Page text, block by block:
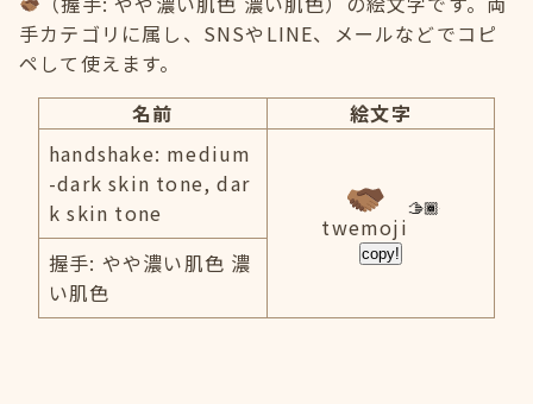
手カテゴリに属し、SNSやLINE、メールなどでコピ
ペして使えます。
名前
絵文字
handshake: medium
-dark skin tone, dar
k skin tone
twemoji
copy!
握手: やや濃い肌色 濃
い肌色